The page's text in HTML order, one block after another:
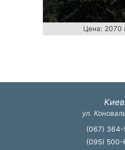
Цена: 2070
Киев
ул.
(067) 364-
(095) 500-